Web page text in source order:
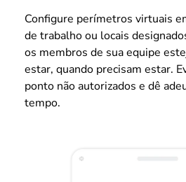
Configure perímetros virtuais
de trabalho ou locais
os membros de sua equipe
estar, quando precisam estar.
ponto não autorizados e dê
tempo.